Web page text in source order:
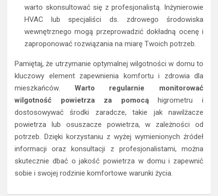
warto skonsultować się z profesjonalistą. Inżynierowie
HVAC lub specjaliści ds. zdrowego środowiska
wewnętrznego mogą przeprowadzić dokładną ocenę i
zaproponować rozwiązania na miarę Twoich potrzeb.
Pamiętaj, że utrzymanie optymalnej wilgotności w domu to
kluczowy element zapewnienia komfortu i zdrowia dla
mieszkańców. Warto regularnie monitorować
wilgotność powietrza za pomocąhigrometru i
dostosowywać środki zaradcze, takie jak nawilżacze
powietrza lub osuszacze powietrza, w zależności od
potrzeb. Dzięki korzystaniu z wyżej wymienionych źródeł
informacji oraz konsultacji z profesjonalistami, można
skutecznie dbać o jakość powietrza w domu i zapewnić
sobie i swojej rodzinie komfortowe warunki życia.